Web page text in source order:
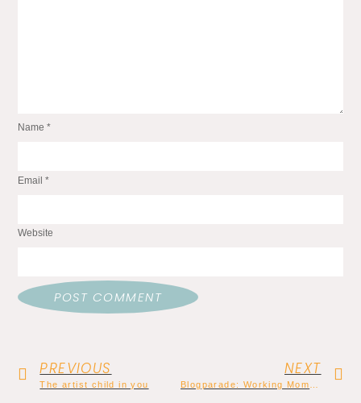
Name*
Email*
Website
PREVIOUS
The artist child in you
NEXT